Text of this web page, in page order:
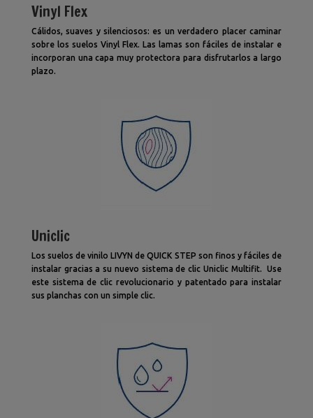
Vinyl Flex
Cálidos, suaves y silenciosos: es un verdadero placer caminar
sobre los suelos Vinyl Flex. Las lamas son fáciles de instalar e
incorporan una capa muy protectora para disfrutarlos a largo
plazo.
Uniclic
Los suelos de vinilo LIVYN de QUICK STEP son finos y fáciles de
instalar gracias a su nuevo sistema de clic Uniclic Multifit. Use
este sistema de clic revolucionario y patentado para instalar
sus planchas con un simple clic.